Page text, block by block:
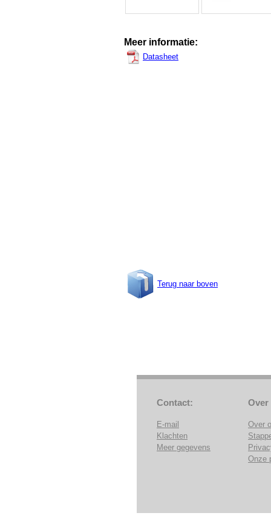
Meer informatie:
Datasheet
Terug naar boven
Contact:
E-mail
Klachten
Meer gegevens
Over
Over
Onze